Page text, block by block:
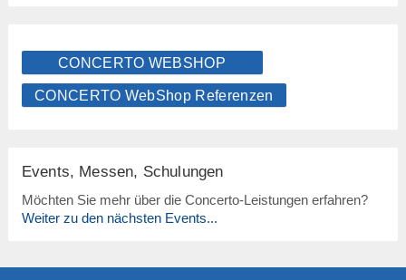
CONCERTO WEBSHOP
CONCERTO WebShop Referenzen
Events, Messen, Schulungen
Möchten Sie mehr über die Concerto-Leistungen erfahren?
Weiter zu den nächsten Events...